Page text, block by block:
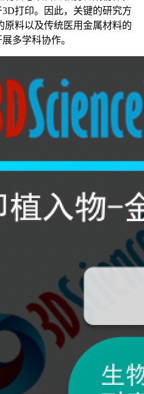
打印。因此，关键的研究方
原料以及传统医用金属材料的
多学科协作。